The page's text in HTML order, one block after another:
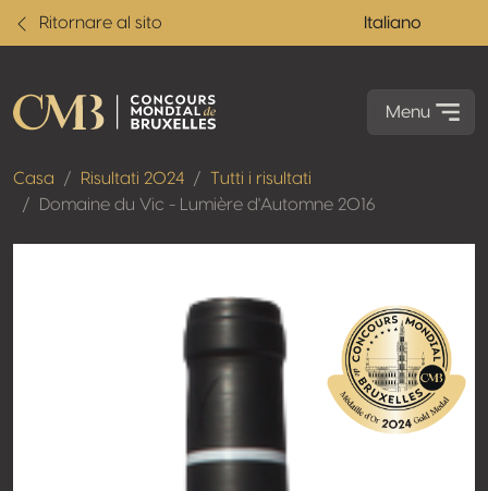
Ritornare al sito Italiano
Menu
Casa Risultati 2024
Tutti i risultati
Domaine du Vic - Lumière d'Automne 2016